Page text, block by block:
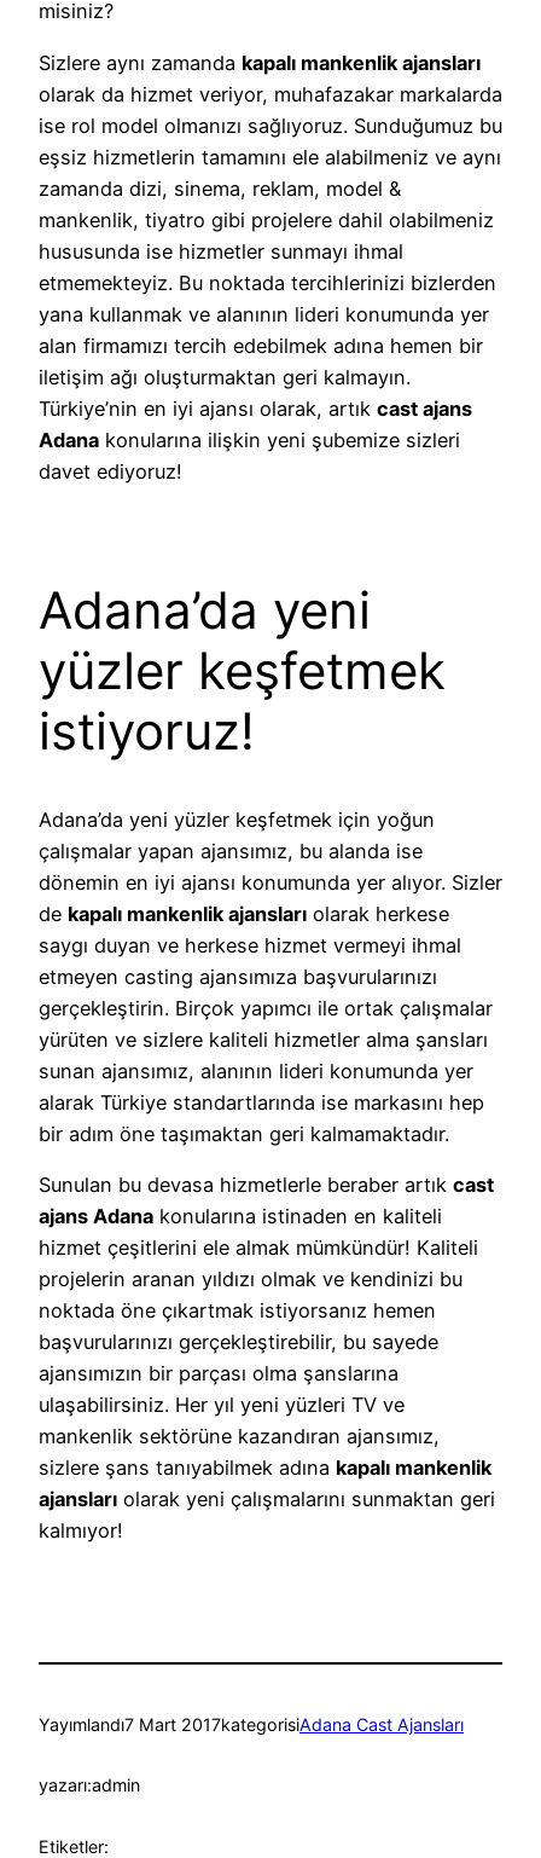
misiniz?
Sizlere aynı zamanda kapalı mankenlik ajansları
olarak da hizmet veriyor, muhafazakar markalarda
ise rol model olmanızı sağlıyoruz. Sunduğumuz bu
eşsiz hizmetlerin tamamını ele alabilmeniz ve aynı
zamanda dizi, sinema, reklam, model &
mankenlik, tiyatro gibi projelere dahil olabilmeniz
hususunda ise hizmetler sunmayı ihmal
etmemekteyiz. Bu noktada tercihlerinizi bizlerden
yana kullanmak ve alanının lideri konumunda yer
alan firmamızı tercih edebilmek adına hemen bir
iletişim ağı oluşturmaktan geri kalmayın.
Türkiye’nin en iyi ajansı olarak, artık cast ajans
Adana konularına ilişkin yeni şubemize sizleri
davet ediyoruz!
Adana’da yeni
yüzler keşfetmek
istiyoruz!
Adana’da yeni yüzler keşfetmek için yoğun
çalışmalar yapan ajansımız, bu alanda ise
dönemin en iyi ajansı konumunda yer alıyor. Sizler
de kapalı mankenlik ajansları olarak herkese
saygı duyan ve herkese hizmet vermeyi ihmal
etmeyen casting ajansımıza başvurularınızı
gerçekleştirin. Birçok yapımcı ile ortak çalışmalar
yürüten ve sizlere kaliteli hizmetler alma şansları
sunan ajansımız, alanının lideri konumunda yer
alarak Türkiye standartlarında ise markasını hep
bir adım öne taşımaktan geri kalmamaktadır.
Sunulan bu devasa hizmetlerle beraber artık cast
ajans Adana konularına istinaden en kaliteli
hizmet çeşitlerini ele almak mümkündür! Kaliteli
projelerin aranan yıldızı olmak ve kendinizi bu
noktada öne çıkartmak istiyorsanız hemen
başvurularınızı gerçekleştirebilir, bu sayede
ajansımızın bir parçası olma şanslarına
ulaşabilirsiniz. Her yıl yeni yüzleri TV ve
mankenlik sektörüne kazandıran ajansımız,
sizlere şans tanıyabilmek adına kapalı mankenlik
ajansları olarak yeni çalışmalarını sunmaktan geri
kalmıyor!
Yayımlandı7 Mart 2017kategorisiAdana Cast Ajansları
yazarı:admin
Etiketler: